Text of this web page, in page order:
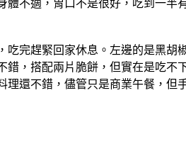
不適，胃口不是很好，吃到一半
完趕緊回家休息。左邊的是黑
，搭配兩片脆餅，但實在是吃
還不錯，儘管只是商業午餐，但